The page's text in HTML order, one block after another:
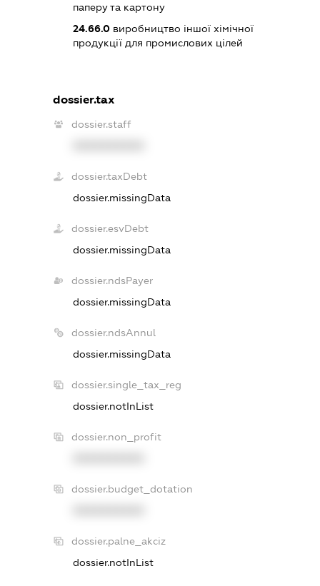
паперу та картону
24.66.0виробництво іншої хімічної
продукції для промислових цілей
dossier.tax
dossier.staff
dossier.taxDebt
dossier.missingData
dossier.esvDebt
dossier.missingData
dossier.ndsPayer
dossier.missingData
dossier.ndsAnnul
dossier.missingData
dossier.single_tax_reg
dossier.notInList
dossier.non_profit
dossier.budget_dotation
dossier.palne_akciz
dossier.notInList